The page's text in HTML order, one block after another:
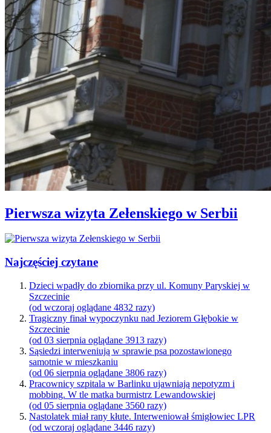
Pierwsza wizyta Zełenskiego w Serbii
Najczęściej czytane
Dzieci wpadły do zbiornika przy ul. Komuny Paryskiej w
Szczecinie
(od wczoraj oglądane 4832 razy)
Tragiczny finał wypoczynku nad Jeziorem Głębokie w
Szczecinie
(od 03 sierpnia oglądane 3913 razy)
Sąsiedzi interweniują w sprawie psa pozostawionego
samotnie w mieszkaniu
(od 06 sierpnia oglądane 3806 razy)
Pracownicy szpitala w Barlinku ujawniają nepotyzm i
mobbing. W tle matka burmistrz Lewandowskiej
(od 05 sierpnia oglądane 3560 razy)
Nastolatek miał rany kłute. Interweniował śmigłowiec LPR
(od wczoraj oglądane 3446 razy)